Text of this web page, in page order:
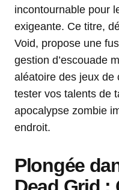
incontournable pour
exigeante. Ce titre,
Void, propose une
gestion d’escouade
aléatoire des jeux de
tester vos talents de
apocalypse zombie
endroit.
Plongée